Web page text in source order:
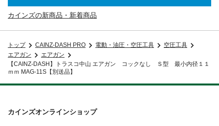
カインズの新商品・新着商品
トップ CAINZ-DASH PRO 電動・油圧・空圧工具
空圧工具
エアガン
エアガン
【CAINZ-DASH】トラスコ中山 エアガン コックなし Ｓ型 最小内径１１
ｍｍ MAG-11S【別送品】
カインズオンラインショップ